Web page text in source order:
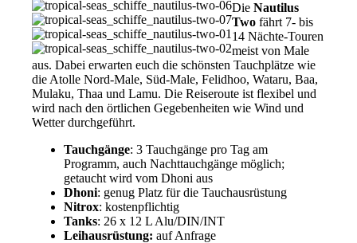
DieNautilus
Two fährt 7- bis
14 Nächte-Touren
meist von Male
aus. Dabei erwarten euch die schönsten Tauchplätze wie
die Atolle Nord-Male, Süd-Male, Felidhoo, Wataru, Baa,
Mulaku, Thaa und Lamu. Die Reiseroute ist flexibel und
wird nach den örtlichen Gegebenheiten wie Wind und
Wetter durchgeführt.
Tauchgänge: 3 Tauchgänge pro Tag am
Programm, auch Nachttauchgänge möglich;
getaucht wird vom Dhoni aus
Dhoni: genug Platz für die Tauchausrüstung
Nitrox: kostenpflichtig
Tanks: 26 x 12 L Alu/DIN/INT
Leihausrüstung: auf Anfrage